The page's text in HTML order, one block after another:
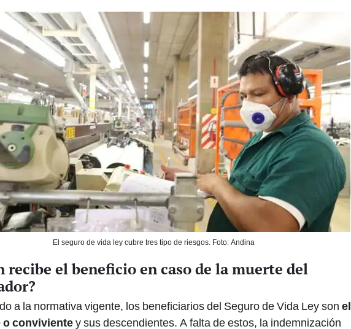
El seguro de vida ley cubre tres tipo de riesgos. Foto: Andina
recibe el beneficio en caso de la muerte del
a la normativa vigente, los beneficiarios del Seguro de Vida Ley son el
o convivientey sus descendientes. A falta de estos, la indemnización